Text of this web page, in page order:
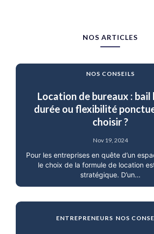
NOS ARTICLES
NOS CONSEILS
Location de bureaux : bail
durée ou flexibilité
choisir ?
Nov 19, 2024
Pour les entreprises en quête d’un
le choix de la formule de location
stratégique. D’un…
ENTREPRENEURS NOS